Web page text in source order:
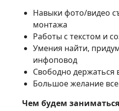
Навыки фото/видео
монтажа
Работы с текстом и
Умения найти,
инфоповод
Свободно держаться
Большое желание
Чем будем